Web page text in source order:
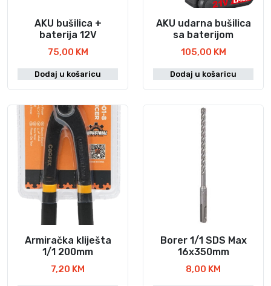
AKU bušilica +
baterija 12V
75,00 KM
Dodaj u košaricu
AKU udarna bušilica
sa baterijom
105,00 KM
Dodaj u košaricu
Armiračka kliješta
1/1 200mm
7,20 KM
Borer 1/1 SDS Max
16x350mm
8,00 KM